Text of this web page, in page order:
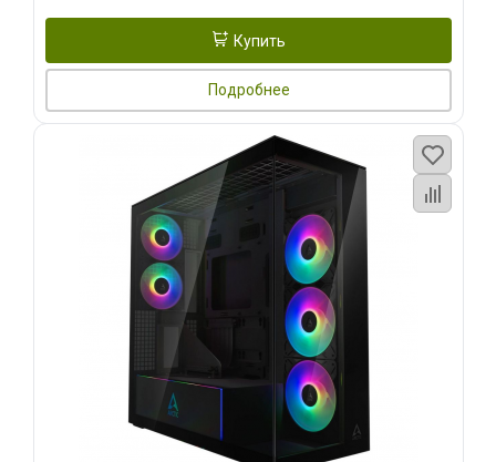
Купить
Подробнее